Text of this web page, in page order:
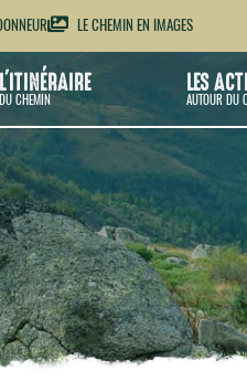
LE CHEMIN EN IMAGES
L'ITINÉRAIRE
DU CHEMIN
LES
AUTOUR DU